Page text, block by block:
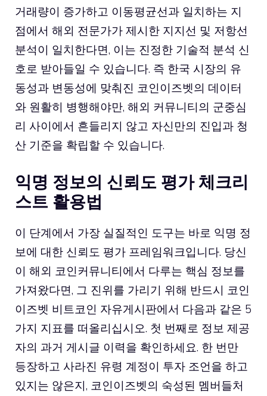
거래량이 증가하고 이동평균선과 일치하는 지
점에서 해외 전문가가 제시한 지지선 및 저항선
분석이 일치한다면, 이는 진정한 기술적 분석 신
호로 받아들일 수 있습니다. 즉 한국 시장의 유
동성과 변동성에 맞춰진 코인이즈벳의 데이터
와 원활히 병행해야만, 해외 커뮤니티의 군중심
리 사이에서 흔들리지 않고 자신만의 진입과 청
산 기준을 확립할 수 있습니다.
익명 정보의 신뢰도 평가 체크리
스트 활용법
이 단계에서 가장 실질적인 도구는 바로 익명 정
보에 대한 신뢰도 평가 프레임워크입니다. 당신
이 해외 코인커뮤니티에서 다루는 핵심 정보를
가져왔다면, 그 진위를 가리기 위해 반드시 코인
이즈벳 비트코인 자유게시판에서 다음과 같은 5
가지 지표를 떠올리십시오. 첫 번째로 정보 제공
자의 과거 게시글 이력을 확인하세요. 한 번만
등장하고 사라진 유령 계정이 투자 조언을 하고
있지는 않은지, 코인이즈벳의 숙성된 멤버들처